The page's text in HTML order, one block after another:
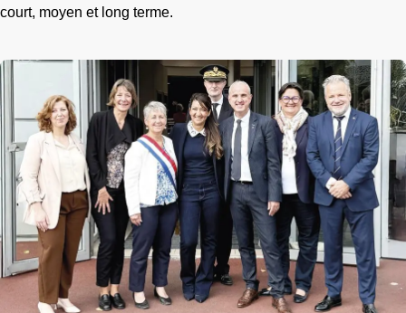
court, moyen et long terme.